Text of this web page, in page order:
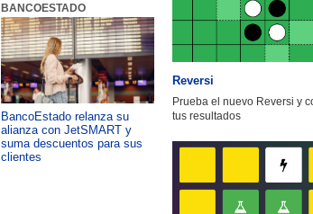
BANCOESTADO
BancoEstado relanza su
alianza con JetSMART y
suma descuentos para sus
clientes
OTIC CCHC
Capacitación como foco del
CChC lanza podcast sobre
impacto de formar talento
Reversi
Prueba el nuevo Reversi y
tus resultados